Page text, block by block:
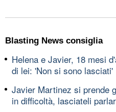
Blasting News consiglia
Helena e Javier, 18 mesi
di lei: 'Non si sono lasciati'
Javier Martinez si prende
in difficoltà, lasciateli